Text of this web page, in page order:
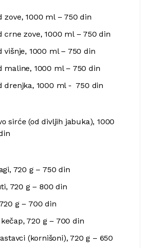
zove, 1000 ml – 750 din
crne zove, 1000 ml – 750 din
višnje, 1000 ml – 750 din
maline, 1000 ml – 750 din
drenjka, 1000 ml - 750 din
sirće (od divljih jabuka), 1000
720 g – 750 din
720 g – 800 din
g – 700 din
720 g – 700 din
(kornišoni), 720 g – 650